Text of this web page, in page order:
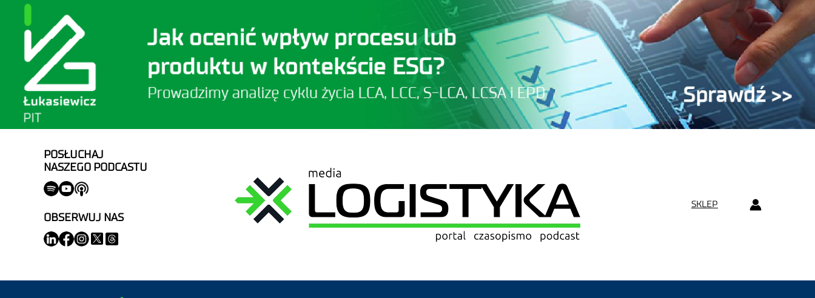
POSŁUCHAJ
NASZEGO PODCASTU
OBSERWUJ NAS
SKLEP